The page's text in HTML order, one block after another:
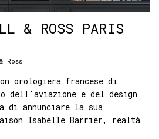
& ROSS PARIS
Ross
orologiera francese di
dell'aviazione e del design
di annunciare la sua
Isabelle Barrier, realtà